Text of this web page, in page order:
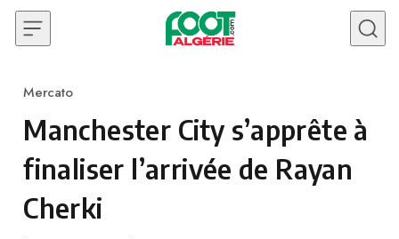
Skip to content
Category
Mercato
Manchester City s’apprête à
finaliser l’arrivée de Rayan
Cherki